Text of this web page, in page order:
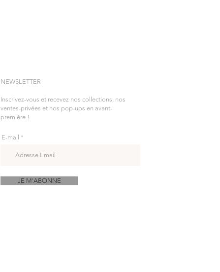
NEWSLETTER
Inscrivez-vous et recevez nos collections, nos
ventes-privées et nos pop-ups en avant-
première !
E-mail
JE M'ABONNE